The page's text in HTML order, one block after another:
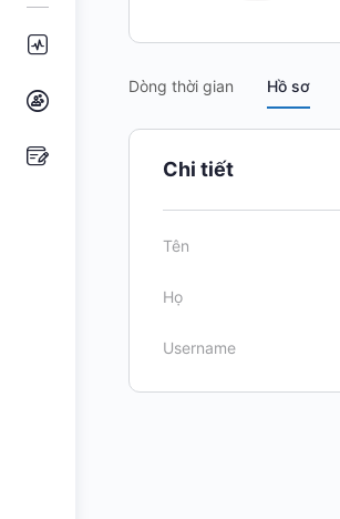
Dòng thời gian Hồ sơ
Chi tiết
Tên
Họ
Username